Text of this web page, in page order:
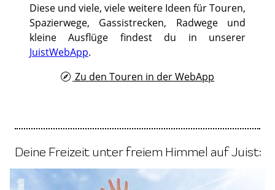
Diese und viele, viele weitere Ideen für Touren,
Spazierwege, Gassistrecken, Radwege und
kleine Ausflüge findest du in unserer
JuistWebApp.
Zu den Touren in der WebApp
Deine Freizeit unter freiem Himmel auf Juist: